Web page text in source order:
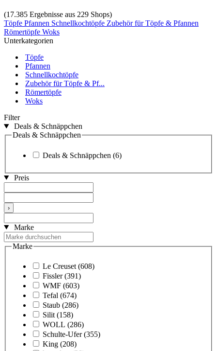
(17.385 Ergebnisse aus 229 Shops)
Töpfe Pfannen Schnellkochtöpfe Zubehör für Töpfe & Pfannen
Römertöpfe Woks
Unterkategorien
Töpfe
Pfannen
Schnellkochtöpfe
Zubehör für Töpfe & Pf...
Römertöpfe
Woks
Filter
Deals & Schnäppchen
Deals & Schnäppchen
Deals & Schnäppchen (6)
Preis
›
Marke
Marke
Le Creuset (608)
Fissler (391)
WMF (603)
Tefal (674)
Staub (286)
Silit (158)
WOLL (286)
Schulte-Ufer (355)
King (208)